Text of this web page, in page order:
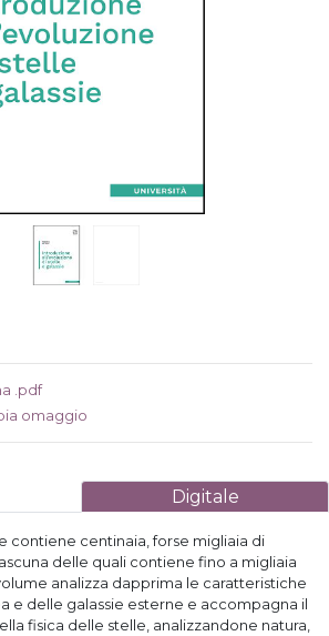
.pdf
omaggio
Digitale
contiene centinaia, forse migliaia di
delle quali contiene fino a migliaia
analizza dapprima le caratteristiche
e delle galassie esterne e accompagna il
fisica delle stelle, analizzandone natura,